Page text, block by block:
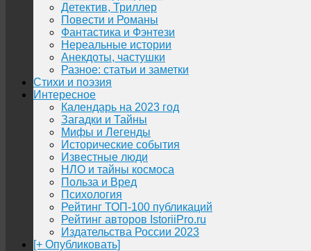
Детектив, Триллер
Повести и Романы
Фантастика и Фэнтези
Нереальные истории
Анекдоты, частушки
Разное: статьи и заметки
Стихи и поэзия
Интересное
Календарь на 2023 год
Загадки и Тайны
Мифы и Легенды
Исторические события
Известные люди
НЛО и тайны космоса
Польза и Вред
Психология
Рейтинг ТОП-100 публикаций
Рейтинг авторов IstoriiPro.ru
Издательства России 2023
[+ Опубликовать]